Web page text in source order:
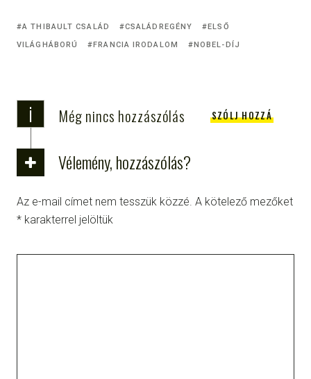
A THIBAULT CSALÁD CSALÁDREGÉNY
ELSŐ
VILÁGHÁBORÚ
FRANCIA IRODALOM NOBEL-DÍJ
i Még nincs hozzászólás SZÓLJ HOZZÁ
Vélemény, hozzászólás?
Az e-mail címet nem tesszük közzé. A kötelező mezőket
* karakterrel jelöltük